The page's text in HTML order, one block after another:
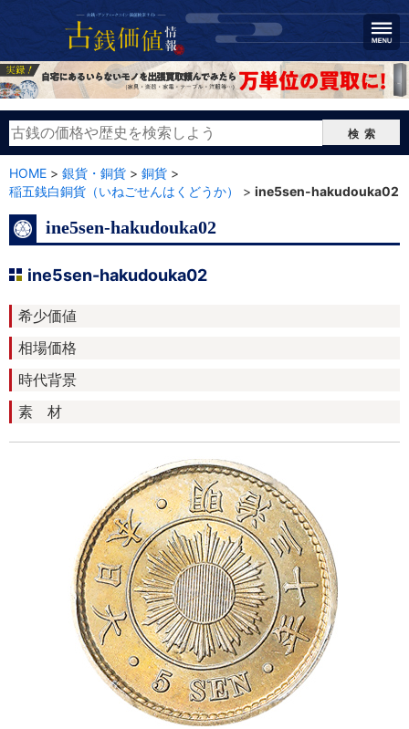
検索
HOME > 銀貨・銅貨 > 銅貨 >
稲五銭白銅貨（いねごせんはくどうか）
> ine5sen-hakudouka02
ine5sen-hakudouka02
ine5sen-hakudouka02
希少価値
相場価格
時代背景
素 材